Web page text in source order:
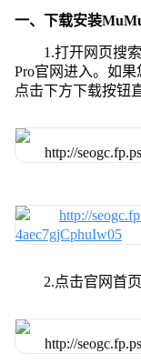
一、下载安装
1.打开网页搜
Pro官网进入。如
点击下方下载按钮
2.点击官网首